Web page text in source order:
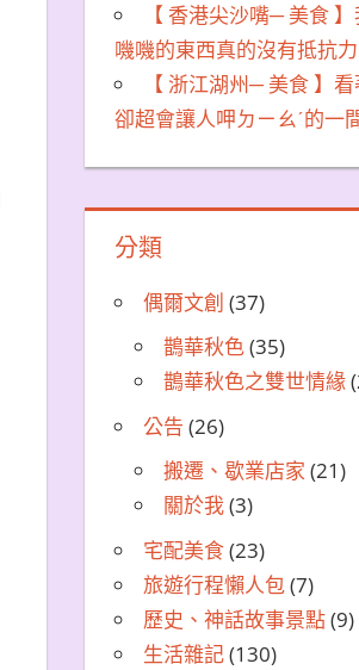
【 香港尖沙嘴─ 美食
嘰嘰的東西真的沒有抵抗力
【 浙江湖州─ 美食 】
卻超會讓人呷ㄉㄧㄠˊ的一
分類
偶爾文創 (37)
鵲華秋色(35)
鵲華秋色之雙世情緣
公告 (26)
搬遷、歇業店家 (21)
關於我(3)
宅配美食(23)
旅遊行程懶人包(7)
歷史、神話故事景點(9)
生活雜記(130)